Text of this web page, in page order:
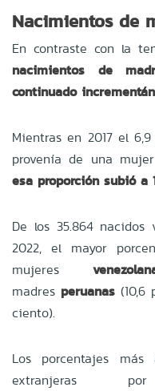
Nacimientos de
En contraste con la
nacimientos de
continuado
Mientras en 2017 el
provenía de una
esa proporción subió a
De los 35.864
2022, el mayor
mujeres
madres peruanas
ciento).
Los porcentajes
extranjeras